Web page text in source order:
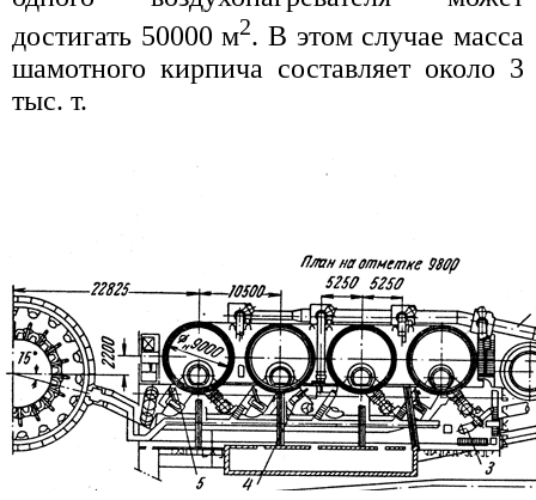
достигать 50000 м2. В этом случае масса
шамотного кирпича составляет около 3
тыс. т.